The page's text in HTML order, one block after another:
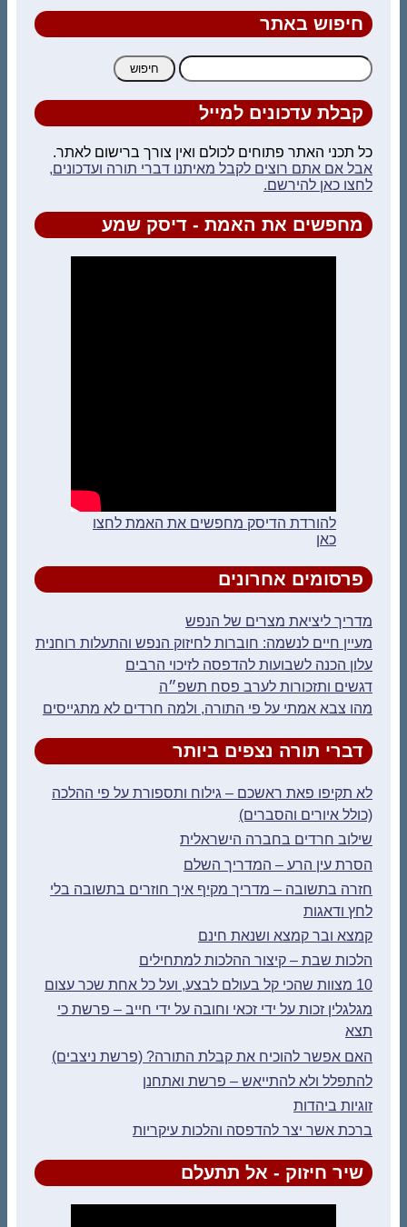
חיפוש באתר
חיפוש:
קבלת עדכונים למייל
כל תכני האתר פתוחים לכולם ואין צורך ברישום לאתר.
אבל אם אתם רוצים לקבל מאיתנו דברי תורה ועדכונים,
לחצו כאן להירשם.
מחפשים את האמת - דיסק שמע
להורדת הדיסק מחפשים את האמת לחצו
כאן
פרסומים אחרונים
מדריך ליציאת מצרים של הנפש
מעיין חיים לנשמה: חוברות לחיזוק הנפש והתעלות רוחנית
עלון הכנה לשבועות להדפסה לזיכוי הרבים
דגשים ותזכורות לערב פסח תשפ״ה
מהו צבא אמתי על פי התורה, ולמה חרדים לא מתגייסים
דברי תורה נצפים ביותר
לא תקיפו פאת ראשכם – גילוח ותספורת על פי ההלכה
(כולל איורים והסברים)
שילוב חרדים בחברה הישראלית
הסרת עין הרע – המדריך השלם
חזרה בתשובה – מדריך מקיף איך חוזרים בתשובה בלי
לחץ ודאגות
קמצא ובר קמצא ושנאת חינם
הלכות שבת – קיצור ההלכות למתחילים
10 מצוות שהכי קל בעולם לבצע, ועל כל אחת שכר עצום
מגלגלין זכות על ידי זכאי וחובה על ידי חייב – פרשת כי
תצא
האם אפשר להוכיח את קבלת התורה? (פרשת ניצבים)
להתפלל ולא להתייאש – פרשת ואתחנן
זוגיות ביהדות
ברכת אשר יצר להדפסה והלכות עיקריות
שיר חיזוק - אל תתעלם